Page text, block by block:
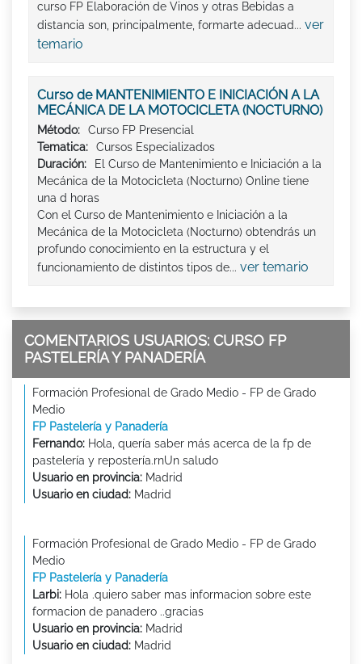
curso FP Elaboración de Vinos y otras Bebidas a
distancia son, principalmente, formarte adecuad... ver
temario
Curso de MANTENIMIENTO E INICIACIÓN A LA
MECÁNICA DE LA MOTOCICLETA (NOCTURNO)
Método:
Curso FP Presencial
Tematica:
Cursos Especializados
Duración:
El Curso de Mantenimiento e Iniciación a la
Mecánica de la Motocicleta (Nocturno) Online tiene
una d horas
Con el Curso de Mantenimiento e Iniciación a la
Mecánica de la Motocicleta (Nocturno) obtendrás un
profundo conocimiento en la estructura y el
funcionamiento de distintos tipos de... ver temario
COMENTARIOS USUARIOS: CURSO FP
PASTELERÍA Y PANADERÍA
Formación Profesional de Grado Medio - FP de Grado
Medio
FP Pastelería y Panadería
Fernando: Hola, quería saber más acerca de la fp de
pastelería y repostería.rnUn saludo
Usuario en provincia: Madrid
Usuario en ciudad: Madrid
Formación Profesional de Grado Medio - FP de Grado
Medio
FP Pastelería y Panadería
Larbi: Hola .quiero saber mas informacion sobre este
formacion de panadero ..gracias
Usuario en provincia: Madrid
Usuario en ciudad: Madrid